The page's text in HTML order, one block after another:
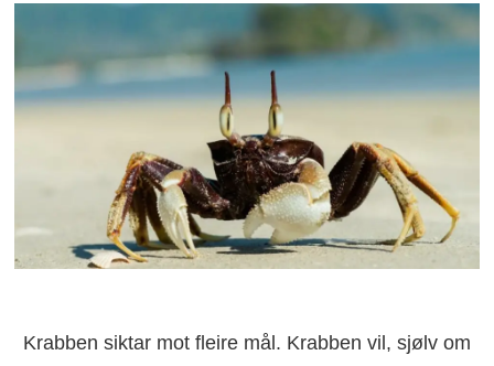
Krabben siktar mot fleire mål. Krabben vil, sjølv om